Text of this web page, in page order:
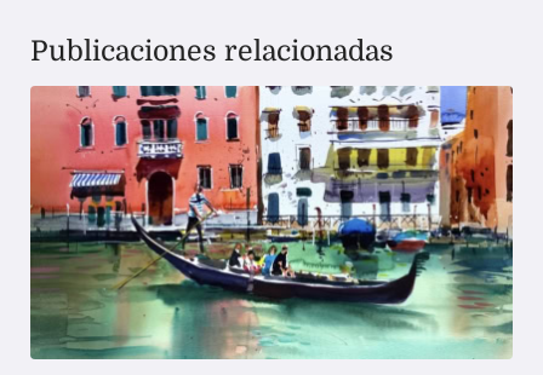
Publicaciones relacionadas